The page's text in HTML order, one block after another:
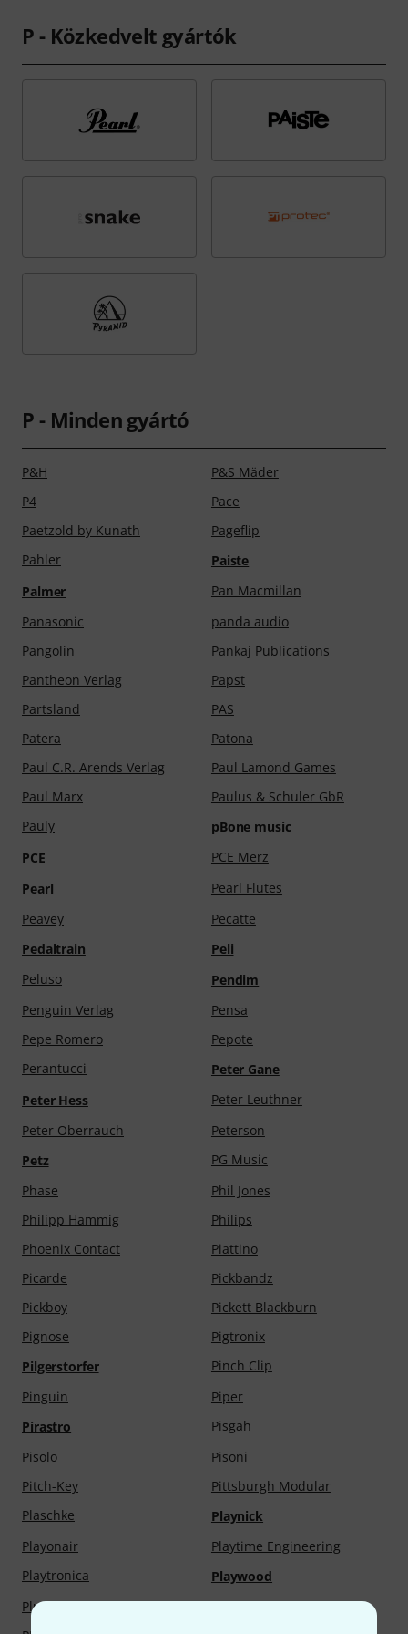
P - Közkedvelt gyártók
P - Minden gyártó
P&H
P&S Mäder
P4
Pace
Paetzold by Kunath
Pageflip
Pahler
Paiste
Palmer
Pan Macmillan
Panasonic
panda audio
Pangolin
Pankaj Publications
Pantheon Verlag
Papst
Partsland
PAS
Patera
Patona
Paul C.R. Arends Verlag
Paul Lamond Games
Paul Marx
Paulus & Schuler GbR
Pauly
pBone music
PCE
PCE Merz
Pearl
Pearl Flutes
Peavey
Pecatte
Pedaltrain
Peli
Peluso
Pendim
Penguin Verlag
Pensa
Pepe Romero
Pepote
Perantucci
Peter Gane
Peter Hess
Peter Leuthner
Peter Oberrauch
Peterson
Petz
PG Music
Phase
Phil Jones
Philipp Hammig
Philips
Phoenix Contact
Piattino
Picarde
Pickbandz
Pickboy
Pickett Blackburn
Pignose
Pigtronix
Pilgerstorfer
Pinch Clip
Pinguin
Piper
Pirastro
Pisgah
Pisolo
Pisoni
Pitch-Key
Pittsburgh Modular
Plaschke
Playnick
Playonair
Playtime Engineering
Playtronica
Playwood
Plug And Mix
Plugin Alliance